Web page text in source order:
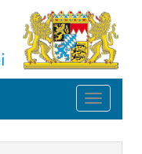
Toggle